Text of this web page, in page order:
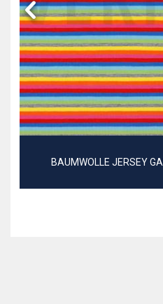
BAUMWOLLE JERSEY